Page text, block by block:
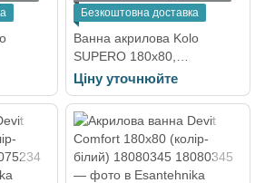
Безкоштовна доставка
Ванна акрилова Kolo
SUPERO 180x80,
прямокутна, з ніжками
(5362000)
Ціну уточнюйте